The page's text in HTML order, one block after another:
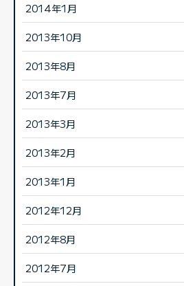
2014年1月
2013年10月
2013年8月
2013年7月
2013年3月
2013年2月
2013年1月
2012年12月
2012年8月
2012年7月